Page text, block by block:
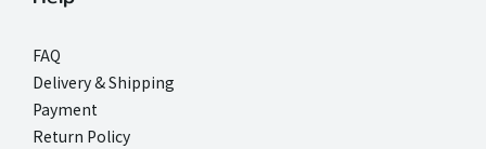
FAQ
Delivery & Shipping
Payment
Return Policy